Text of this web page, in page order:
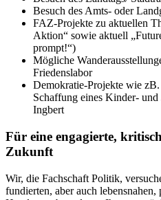
Besuch des Amts- oder
FAZ-Projekte zu aktuellen
Aktion“ sowie aktuell
prompt!“)
Mögliche
Friedenslabor
Demokratie-Projekte wie
Schaffung eines Kinder-
Ingbert
Für eine engagierte,
Zukunft
Wir, die Fachschaft Politik,
fundierten, aber auch